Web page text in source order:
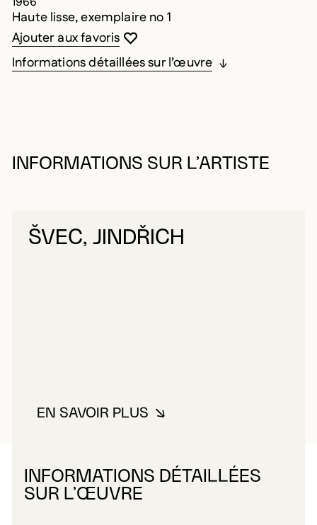
Haute lisse, exemplaire no 1
Vous devez être connecté pour ajouter
Fermer la modale
Ouvrir la modale
Ajouter aux favoris
Informations détaillées sur l’œuvre
INFORMATIONS SUR L’ARTISTE
ŠVEC, JINDŘICH
EN SAVOIR PLUSÀ PROPOS DE ŠVEC, JINDŘICH
INFORMATIONS DÉTAILLÉES
SUR L’ŒUVRE